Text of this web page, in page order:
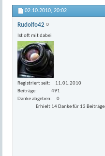
02.10.2010, 20:02
Rudolfo42
Ist oft mit dabei
Registriert seit
11.01.2010
Beiträge
491
Danke abgeben
0
Erhielt 14 Danke für 13 Beiträge